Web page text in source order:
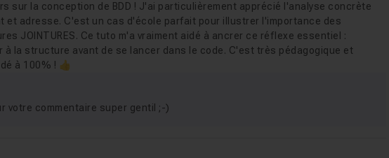
sur la conception de BDD ! J'ai particulièrement apprécié l'analyse concrète
et adresse. C'est un cas d'école parfait pour illustrer l'importance des
JOINTURES. Ce tuto m'a vraiment aidé à ancrer ce réflexe essentiel :
à la structure avant de se lancer dans le code. C'est très pédagogique et
à 100% ! 👍
votre commentaire super gentil ;-)